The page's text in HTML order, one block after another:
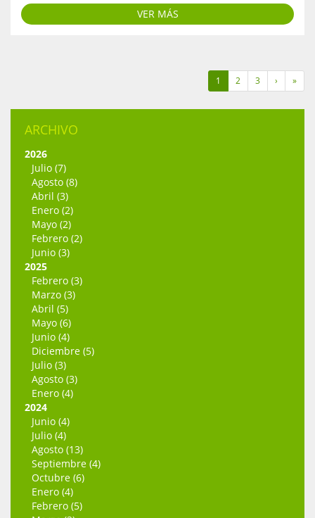
VER MÁS
1 2 3 › »
ARCHIVO
2026
Julio (7)
Agosto (8)
Abril (3)
Enero (2)
Mayo (2)
Febrero (2)
Junio (3)
2025
Febrero (3)
Marzo (3)
Abril (5)
Mayo (6)
Junio (4)
Diciembre (5)
Julio (3)
Agosto (3)
Enero (4)
2024
Junio (4)
Julio (4)
Agosto (13)
Septiembre (4)
Octubre (6)
Enero (4)
Febrero (5)